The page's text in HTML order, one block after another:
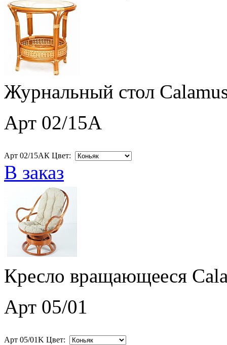
Журнальный стол
Арт 02/15A
Арт 02/15AК Цвет:
В заказ
Кресло вращающееся
Арт 05/01
Арт 05/01K Цвет: